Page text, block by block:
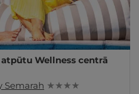
atpūtu Wellness centrā
Semarah ★ ★ ★ ★